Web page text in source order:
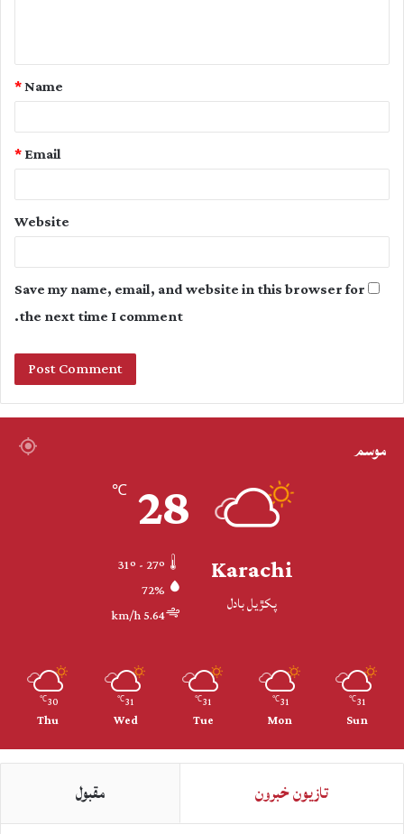
t
Name
*
Email
*
Website
Save my name, email, and website in this browser for
the next time I comment.
موسم
Karachi
پکڙيل بادل
28
℃
72%
5.64 km/h
31
℃
Sun
31
℃
Mon
31
℃
Tue
31
℃
Wed
30
℃
Thu
تازيون خبرون مقبول